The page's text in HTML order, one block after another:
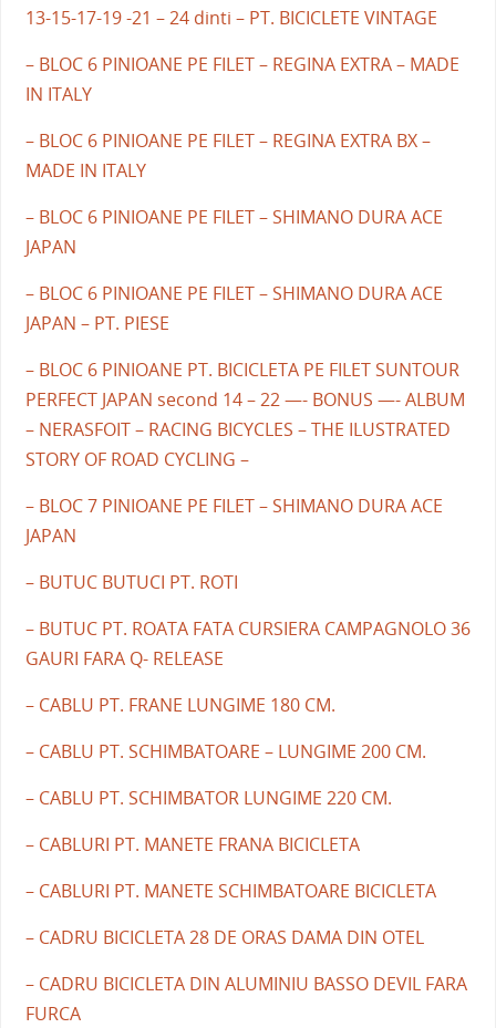
13-15-17-19 -21 – 24 dinti – PT. BICICLETE VINTAGE
– BLOC 6 PINIOANE PE FILET – REGINA EXTRA – MADE
IN ITALY
– BLOC 6 PINIOANE PE FILET – REGINA EXTRA BX –
MADE IN ITALY
– BLOC 6 PINIOANE PE FILET – SHIMANO DURA ACE
JAPAN
– BLOC 6 PINIOANE PE FILET – SHIMANO DURA ACE
JAPAN – PT. PIESE
– BLOC 6 PINIOANE PT. BICICLETA PE FILET SUNTOUR
PERFECT JAPAN second 14 – 22 —- BONUS —- ALBUM
– NERASFOIT – RACING BICYCLES – THE ILUSTRATED
STORY OF ROAD CYCLING –
– BLOC 7 PINIOANE PE FILET – SHIMANO DURA ACE
JAPAN
– BUTUC BUTUCI PT. ROTI
– BUTUC PT. ROATA FATA CURSIERA CAMPAGNOLO 36
GAURI FARA Q- RELEASE
– CABLU PT. FRANE LUNGIME 180 CM.
– CABLU PT. SCHIMBATOARE – LUNGIME 200 CM.
– CABLU PT. SCHIMBATOR LUNGIME 220 CM.
– CABLURI PT. MANETE FRANA BICICLETA
– CABLURI PT. MANETE SCHIMBATOARE BICICLETA
– CADRU BICICLETA 28 DE ORAS DAMA DIN OTEL
– CADRU BICICLETA DIN ALUMINIU BASSO DEVIL FARA
FURCA